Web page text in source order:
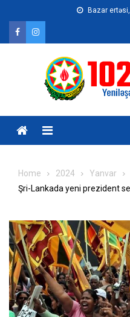
content
Bazar
Home 2024
Yanvar
Şri-Lankada yeni prezident